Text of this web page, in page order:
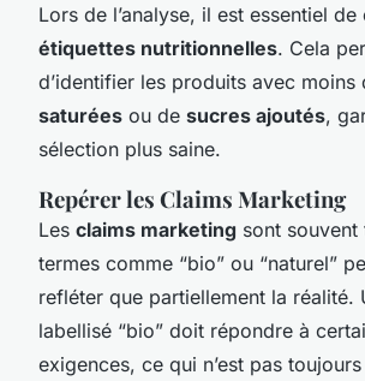
Lors de l’analyse, il est essentiel
étiquettes nutritionnelles. Cela
d’identifier les produits avec moins
saturées ou de sucres ajoutés,
sélection plus saine.
Repérer les Claims Marketing
Les claims marketing sont
termes comme “bio” ou “naturel”
refléter que partiellement la réalité.
labellisé “bio” doit répondre à
exigences, ce qui n’est pas